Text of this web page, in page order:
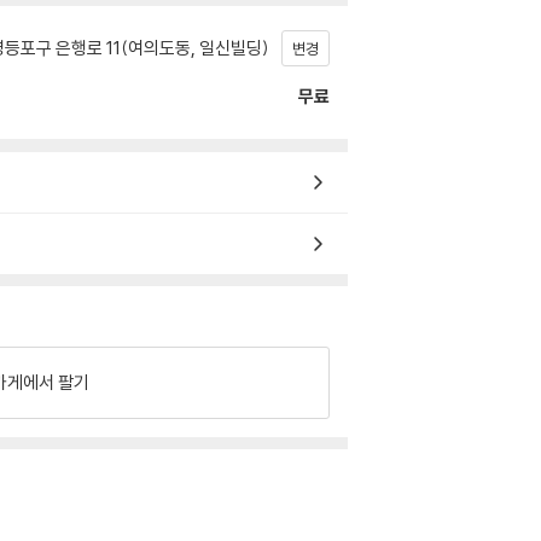
포구 은행로 11(여의도동, 일신빌딩) 변경
무료
게에서 팔기